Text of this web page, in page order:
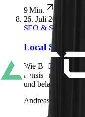
9 Min.
26. Juli 2026
SEO & Sichtbarkeit
Local SEO
Wie B2B-
konsistenten
und belastbaren
Andreas Richling